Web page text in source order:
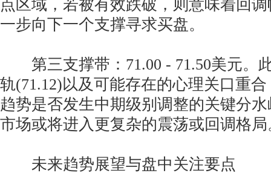
点区域，若被有效跌破，则意味着回
一步向下一个支撑寻求买盘。
第三支撑带：71.00 - 71.50美元。
轨(71.12)以及可能存在的心理关口重
趋势是否发生中期级别调整的关键分
市场或将进入更复杂的震荡或回调格局
未来趋势展望与盘中关注要点